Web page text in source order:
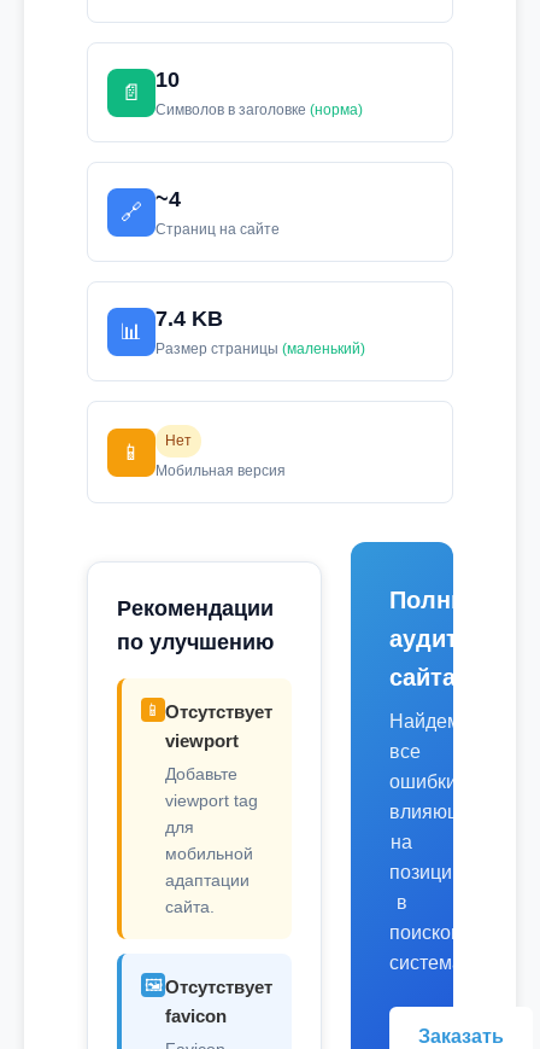
📄
10
Символов в заголовке (норма)
🔗
~4
Страниц на сайте
📊
7.4 KB
Размер страницы (маленький)
📱
Нет
Мобильная версия
Рекомендации
по улучшению
📱 Отсутствует
viewport
Добавьте
viewport tag
для
мобильной
адаптации
сайта.
🖼️Отсутствует
favicon
Полный
аудит
сайта
Найдем
все
ошибки,
влияющие
на
позиции
в
поисковых
системах.
Заказать